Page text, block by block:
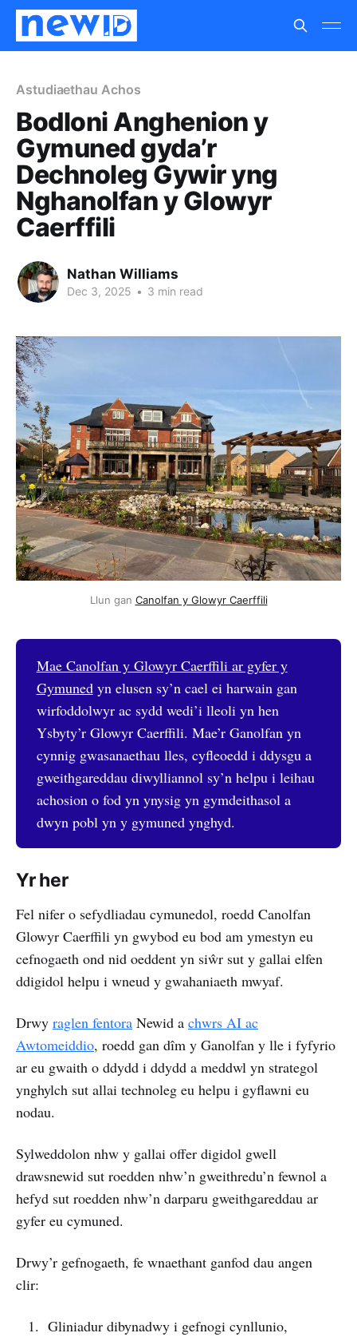
Astudiaethau Achos
Bodloni Anghenion y
Gymuned gyda’r
Dechnoleg Gywir yng
Nghanolfan y Glowyr
Caerffili
Nathan Williams
Dec 3, 2025 • 3 min read
Llun gan Canolfan y Glowyr Caerffili
Mae Canolfan y Glowyr Caerffili ar gyfer y
Gymunedyn elusen sy’n cael ei harwain gan
wirfoddolwyr ac sydd wedi’i lleoli yn hen
Ysbyty’r Glowyr Caerffili. Mae’r Ganolfan yn
cynnig gwasanaethau lles, cyfleoedd i ddysgu a
gweithgareddau diwylliannol sy’n helpu i leihau
achosion o fod yn ynysig yn gymdeithasol a
dwyn pobl yn y gymuned ynghyd.
Yr her
Fel nifer o sefydliadau cymunedol, roedd Canolfan
Glowyr Caerffili yn gwybod eu bod am ymestyn eu
cefnogaeth ond nid oeddent yn siŵr sut y gallai elfen
ddigidol helpu i wneud y gwahaniaeth mwyaf.
Drwy raglen fentora Newid a chwrs AI ac
Awtomeiddio, roedd gan dîm y Ganolfan y lle i fyfyrio
ar eu gwaith o ddydd i ddydd a meddwl yn strategol
ynghylch sut allai technoleg eu helpu i gyflawni eu
nodau.
Sylweddolon nhw y gallai offer digidol gwell
drawsnewid sut roedden nhw’n gweithredu’n fewnol a
hefyd sut roedden nhw’n darparu gweithgareddau ar
gyfer eu cymuned.
Drwy’r gefnogaeth, fe wnaethant ganfod dau angen
clir:
Gliniadur dibynadwy i gefnogi cynllunio,